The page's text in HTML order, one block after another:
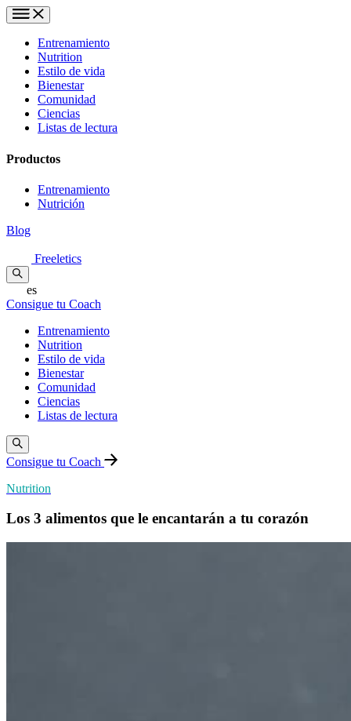
Entrenamiento
Nutrition
Estilo de vida
Bienestar
Comunidad
Ciencias
Listas de lectura
Productos
Entrenamiento
Nutrición
Blog
Freeletics
es
Consigue tu Coach
Entrenamiento
Nutrition
Estilo de vida
Bienestar
Comunidad
Ciencias
Listas de lectura
Consigue tu Coach
Nutrition
Los 3 alimentos que le encantarán a tu corazón